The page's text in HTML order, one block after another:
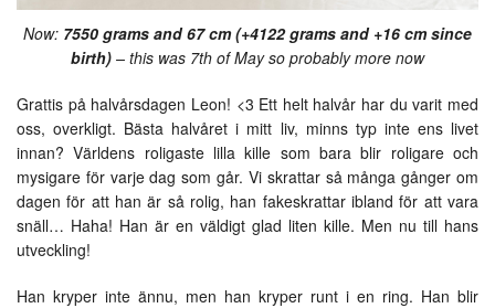
Now: 7550 grams and 67 cm (+4122 grams and +16 cm since
birth) – this was 7th of May so probably more now
Grattis på halvårsdagen Leon! <3 Ett helt halvår har du varit med
oss, overkligt. Bästa halvåret i mitt liv, minns typ inte ens livet
innan? Världens roligaste lilla kille som bara blir roligare och
mysigare för varje dag som går. Vi skrattar så många gånger om
dagen för att han är så rolig, han fakeskrattar ibland för att vara
snäll… Haha! Han är en väldigt glad liten kille. Men nu till hans
utveckling!
Han kryper inte ännu, men han kryper runt i en ring. Han blir